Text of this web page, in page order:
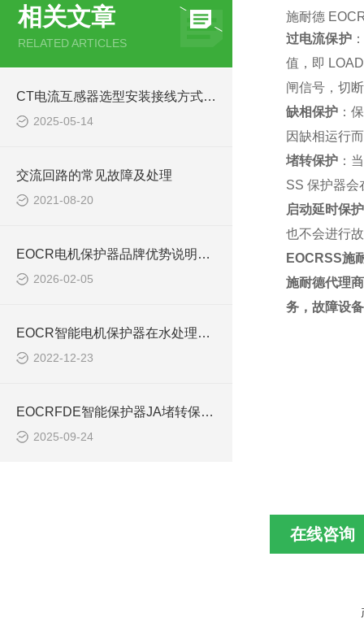
相关文章
RELATED ARTICLES
CT电流互感器选型安装接线方式3CT 2CT
2025-05-14
交流回路的常见故障及处理
2021-08-20
EOCR电机保护器品牌优势说明EOCR-3DE
2026-02-05
EOCR智能电机保护器在水处理行业中的应用EOCRIFDM
2022-12-23
EOCRFDE智能保护器JA堵转保护代码解析
2025-09-24
施耐德
过电流保护
值，即
闸信号，切
缺相保护：
因缺相运行
堵转保护：
SS 保护器会
启动延时保护
也不会进行
EOCRSS施
施耐德代理
务，故障设
在线咨询